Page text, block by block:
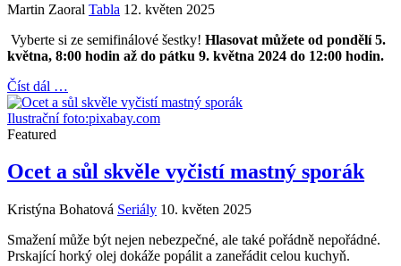
Martin Zaoral Tabla 12. květen 2025
Vyberte si ze semifinálové šestky! Hlasovat můžete od pondělí 5.
května, 8:00 hodin až do pátku 9. května 2024 do 12:00 hodin.
Číst dál …
Ilustrační foto:pixabay.com
Featured
Ocet a sůl skvěle vyčistí mastný sporák
Kristýna Bohatová Seriály 10. květen 2025
Smažení může být nejen nebezpečné, ale také pořádně nepořádné.
Prskající horký olej dokáže popálit a zaneřádit celou kuchyň.